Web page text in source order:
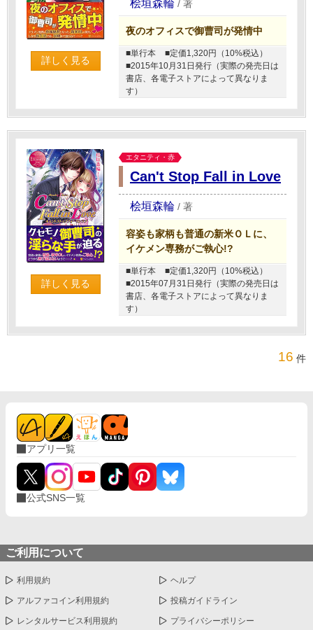
詳しく見る
桧垣森輪 / 著
夜のオフィスで御曹司が発情中
■単行本
■定価1,320円（10%税込）
■2015年10月31日発行（実際の発売日は
書店、各電子ストアによって異なりま
す）
詳しく見る
エタニティ・赤
Can't Stop Fall in Love
桧垣森輪 / 著
容姿も家柄も普通の新米ＯＬに、
イケメン専務がご執心!?
■単行本
■定価1,320円（10%税込）
■2015年07月31日発行（実際の発売日は
書店、各電子ストアによって異なりま
す）
16 件
アプリ一覧
公式SNS一覧
ご利用について
利用規約 ヘルプ
アルファコイン利用規約 投稿ガイドライン
レンタルサービス利用規約 プライバシーポリシー